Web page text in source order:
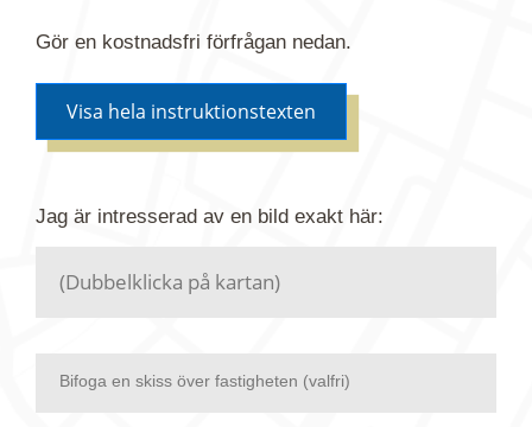
Gör en kostnadsfri förfrågan nedan.
Visa hela instruktionstexten
förfrågan. Vi har flera miljoner bilder i vårt arkiv
Jag är intresserad av en bild exakt här:
Bifoga en skiss över fastigheten (valfri)